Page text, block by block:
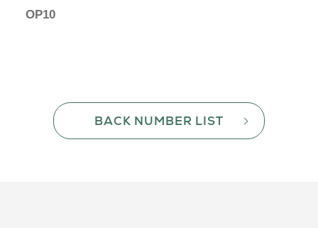
OP10
BACK NUMBER LIST